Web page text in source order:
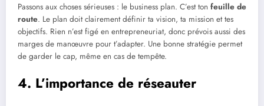
Passons aux choses sérieuses : le business plan. C’est ton feuille de
route. Le plan doit clairement définir ta vision, ta mission et tes
objectifs. Rien n’est figé en entrepreneuriat, donc prévois aussi des
marges de manœuvre pour t’adapter. Une bonne stratégie permet
de garder le cap, même en cas de tempête.
4. L’importance de réseauter